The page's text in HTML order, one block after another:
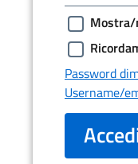
Mostra/
Password
Username/